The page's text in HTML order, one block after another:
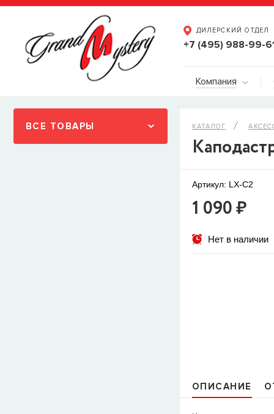
ДИЛЕРСКИЙ ОТДЕЛ
+7 (495) 988-99-
Компания
ВСЕ ТОВАРЫ КАТАЛОГ
Артикул: LX-C2
1 090 ₽
Нет в наличии
ОПИСАНИЕ